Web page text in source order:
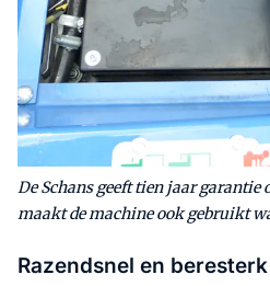
De Schans geeft tien jaar garantie
maakt de machine ook gebruikt
Razendsnel en beresterk